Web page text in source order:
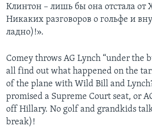
Клинтон – лишь бы она отстала от
Никаких разговоров о гольфе и
ладно)!».
Comey throws AG Lynch “under the
all find out what happened on the
of the plane with Wild Bill and
promised a Supreme Court seat, or
off Hillary. No golf and grandkids
break)!